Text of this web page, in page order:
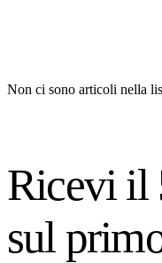
Non ci sono articoli nella
Ricevi il
sul